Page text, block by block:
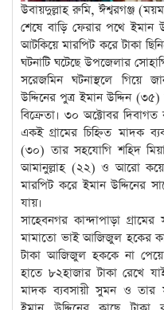
উবায়দুল্লাহ রুমি, ঈশ্বরগঞ্জ
শেষে বাড়ি ফেরার পথে ইমান
আটকিয়ে মারপিট করে টাকা
ঘটনাটি ঘটেছে উপজেলার
সরেজমিন ঘটনাস্থলে গিয়ে
উদ্দিনের পুত্র ইমান উদ্দিন
বিক্রেতা। ৩০ অক্টোবর
একই গ্রামের চিহ্নিত মাদক
(৩০) তার সহযোগি শহিদ
আমানুল্লাহ (২২) ও আরো
মারপিট করে ইমান উদ্দিনের
যায়।
সাহেবনগর কান্দাপাড়া
মামাতো ভাই আজিজুল হকের
টাকা আজিজুল হককে না পেয়ে
হাতে ৮২হাজার টাকা রেখে
মাদক ব্যবসায়ী সুমন ও তার